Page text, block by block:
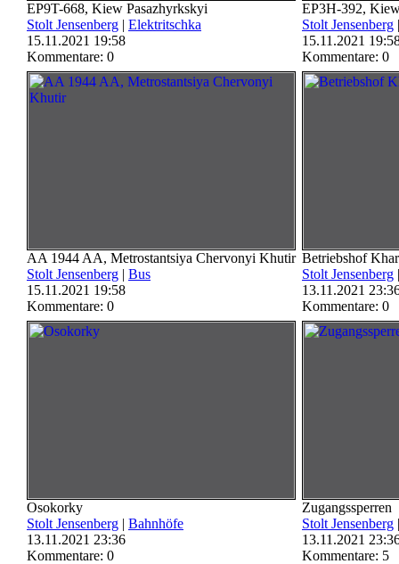
EP9T-668, Kiew Pasazhyrkskyi
Stolt Jensenberg | Elektritschka
15.11.2021 19:58
Kommentare: 0
EP3H-392,
Stolt Jensenberg
15.11.2021
Kommentare: 0
AA 1944 AA, Metrostantsiya Chervonyi Khutir
Stolt Jensenberg | Bus
15.11.2021 19:58
Kommentare: 0
Betriebshof
Stolt Jensenberg
13.11.2021
Kommentare: 0
Osokorky
Stolt Jensenberg | Bahnhöfe
13.11.2021 23:36
Kommentare: 0
Zugangssperren
Stolt Jensenberg
13.11.2021
Kommentare: 5